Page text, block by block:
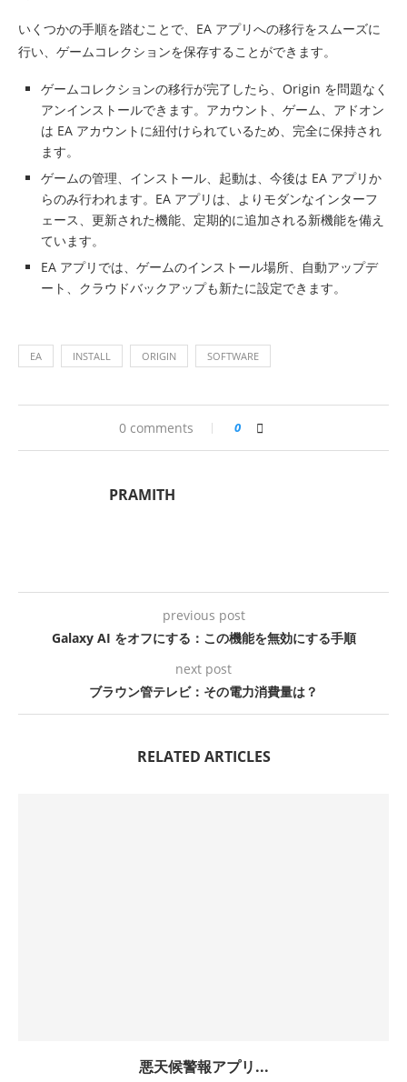
いくつかの手順を踏むことで、EA アプリへの移行をスムーズに
行い、ゲームコレクションを保存することができます。
ゲームコレクションの移行が完了したら、Origin を問題なく
アンインストールできます。アカウント、ゲーム、アドオン
は EA アカウントに紐付けられているため、完全に保持され
ます。
ゲームの管理、インストール、起動は、今後は EA アプリか
らのみ行われます。EA アプリは、よりモダンなインターフ
ェース、更新された機能、定期的に追加される新機能を備え
ています。
EA アプリでは、ゲームのインストール場所、自動アップデ
ート、クラウドバックアップも新たに設定できます。
EA INSTALL ORIGIN SOFTWARE
0 comments 0
PRAMITH
previous post
Galaxy AI をオフにする：この機能を無効にする手順
next post
ブラウン管テレビ：その電力消費量は？
RELATED ARTICLES
悪天候警報アプリ...